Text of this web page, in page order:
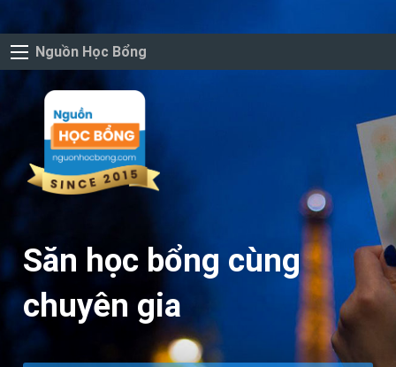
Nguồn Học Bổng
Săn học bổng cùng
chuyên gia